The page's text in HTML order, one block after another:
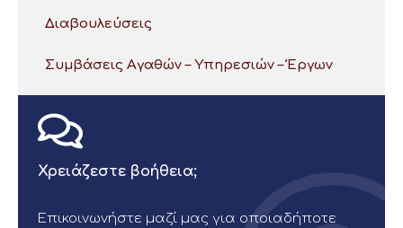
Διαβουλεύσεις
Συμβάσεις Αγαθών – Υπηρεσιών – Έργων
Χρειάζεστε βοήθεια;
Επικοινωνήστε μαζί μας για οποιαδήποτε